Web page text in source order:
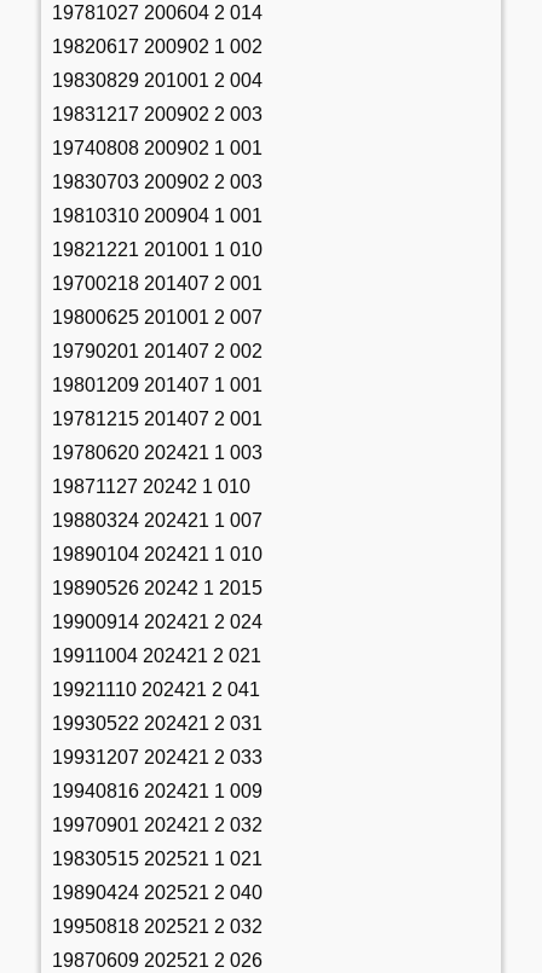
19781027 200604 2 014
19820617 200902 1 002
19830829 201001 2 004
19831217 200902 2 003
19740808 200902 1 001
19830703 200902 2 003
19810310 200904 1 001
19821221 201001 1 010
19700218 201407 2 001
19800625 201001 2 007
19790201 201407 2 002
19801209 201407 1 001
19781215 201407 2 001
19780620 202421 1 003
19871127 20242 1 010
19880324 202421 1 007
19890104 202421 1 010
19890526 20242 1 2015
19900914 202421 2 024
19911004 202421 2 021
19921110 202421 2 041
19930522 202421 2 031
19931207 202421 2 033
19940816 202421 1 009
19970901 202421 2 032
19830515 202521 1 021
19890424 202521 2 040
19950818 202521 2 032
19870609 202521 2 026